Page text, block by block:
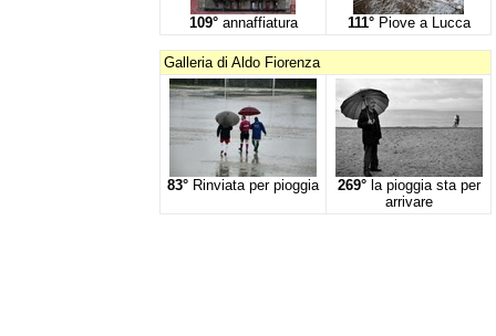
109°annaffiatura 111°Piove a Lucca
Galleria di Aldo Fiorenza
83° Rinviata per pioggia 269°la pioggia sta per
arrivare